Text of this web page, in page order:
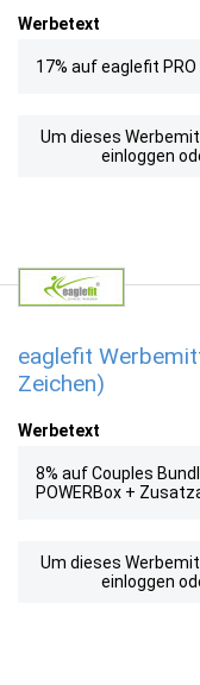
Werbetext
17% auf eaglefit
Um dieses
einloggen
eaglefit
Zeichen)
Werbetext
8% auf Couples
POWERBox +
Um dieses
einloggen